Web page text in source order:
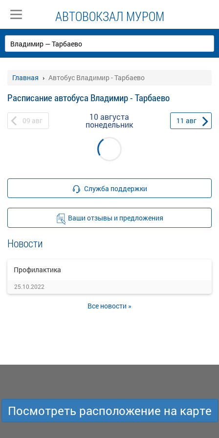
АВТОВОКЗАЛ МУРОМ
Главная Автобус Владимир - Тарбаево
Расписание автобуса Владимир - Тарбаево
09 авг 10 августа
понедельник 11 авг
Служба поддержки
Ваши отзывы и предложения
Новости
Профилактика
25.10.2022
Все новости »
Посмотреть расположение на карте